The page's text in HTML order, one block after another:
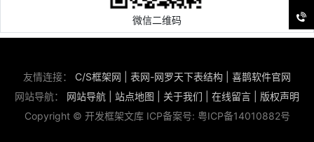
微信二维码
友情连接： C/S框架网 表网-网罗天下表结构
喜鹊软件官网
网站导航：
网站导航 站点地图 关于我们 在线留言
版权声明
Copyright © 开发框架文库 ICP备案号: 粤ICP备14010882号